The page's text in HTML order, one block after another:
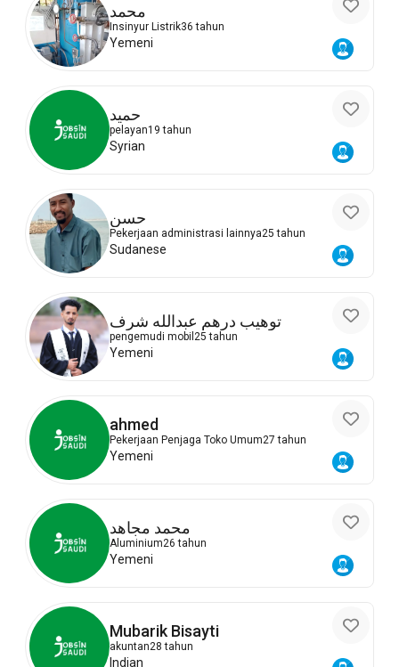
محمد
Insinyur Listrik36 tahun
Yemeni
حميد
pelayan19 tahun
Syrian
حسن
Pekerjaan administrasi lainnya25 tahun
Sudanese
توهيب درهم عبدالله شرف
pengemudi mobil 25 tahun
Yemeni
ahmed
Pekerjaan Penjaga Toko Umum27 tahun
Yemeni
محمد مجاهد
Aluminium26 tahun
Yemeni
Mubarik Bisayti
akuntan28 tahun
Indian